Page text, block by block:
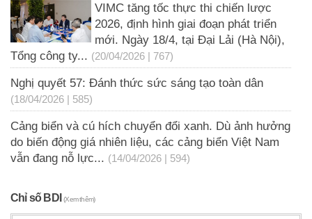
VIMC tăng tốc thực thi chiến lược
2026, định hình giai đoạn phát triển
mới. Ngày 18/4, tại Đại Lải (Hà Nội),
Tổng công ty... (20/04/2026 | 767)
Nghị quyết 57: Đánh thức sức sáng tạo toàn dân
(18/04/2026 | 585)
Cảng biển và cú hích chuyển đổi xanh. Dù ảnh hưởng
do biến động giá nhiên liệu, các cảng biển Việt Nam
vẫn đang nỗ lực... (14/04/2026 | 594)
Chỉ số BDI(Xem thêm)